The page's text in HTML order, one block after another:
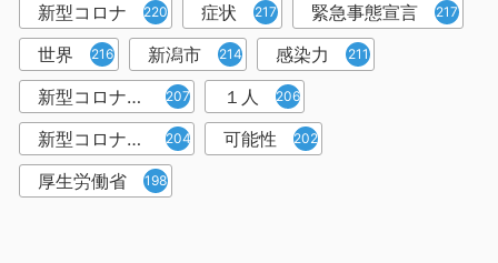
新型コロナ 220 症状 217 緊急事態宣言 217
世界 216 新潟市 214 感染力 211
新型コロナウイルス感染者 207 １人 206
新型コロナウイルス対策 204 可能性 202
厚生労働省 198